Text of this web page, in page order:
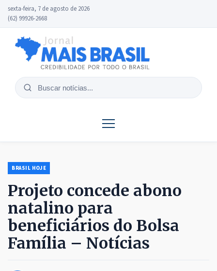
sexta-feira, 7 de agosto de 2026
(62) 99926-2668
Buscar
BRASIL HOJE
Projeto concede abono
natalino para
beneficiários do Bolsa
Família – Notícias